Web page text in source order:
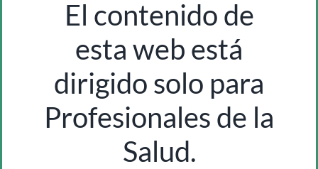
tira ajustable y reutilizable uri-con pack 2u
Inicia sesión como profesional para ver los precios
El contenido de
esta web está
dirigido solo para
Profesionales de la
Salud.